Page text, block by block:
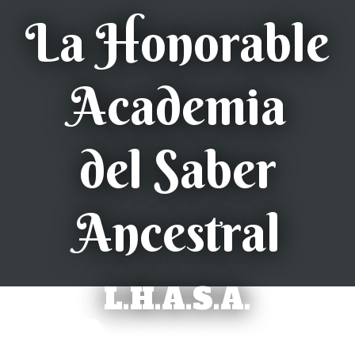
La Honorable
Academia
del Saber
Ancestral
L.H.A.S.A.